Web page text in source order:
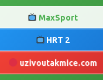
MaxSport
HRT 2
uzivoutakmice.com